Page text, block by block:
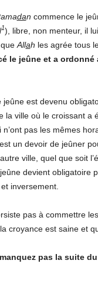
dan commence le
1), libre, non menteur, il
Allah les agrée tous
le jeûne et a ordonné
est devenu
la ville où le croissant
pas les mêmes
est un devoir de jeûner
ville, quel que soit
devient obligatoire
inversement.
pas à commettre
croyance est saine et
pas la suite